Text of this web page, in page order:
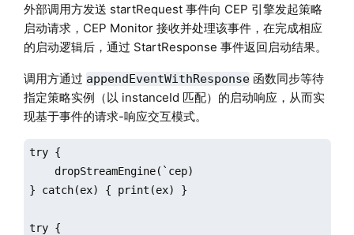
外部调用方发送 startRequest 事件向 CEP 引擎发起策略
启动请求，CEP Monitor 接收并处理该事件，在完成相应
的启动逻辑后，通过 StartResponse 事件返回启动结果。
调用方通过 appendEventWithResponse函数同步等待
指定策略实例（以 instanceId 匹配）的启动响应，从而实
现基于事件的请求-响应交互模式。
try {
    dropStreamEngine(`cep)
} catch(ex) { print(ex) }
try {